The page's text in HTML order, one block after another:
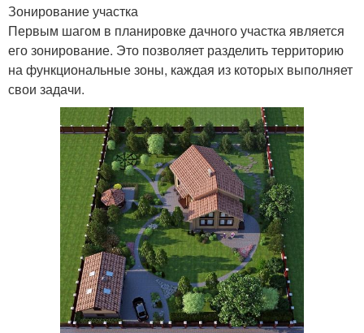
Зонирование участка
Первым шагом в планировке дачного участка является
его зонирование. Это позволяет разделить территорию
на функциональные зоны, каждая из которых выполняет
свои задачи.